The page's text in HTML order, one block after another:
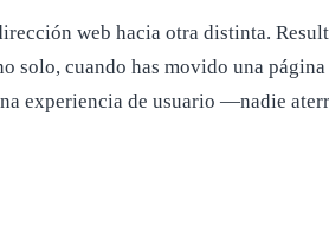
web hacia otra distinta.
cuando has movido una
experiencia de usuario —nadie